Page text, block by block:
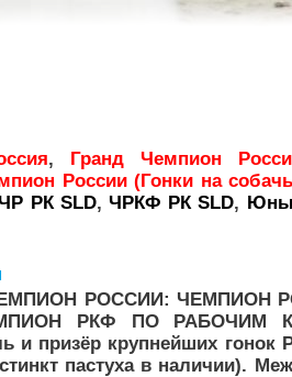
, Гранд Чемпион
России (Гонки на
РК SLD,ЧРКФ РК SLD,
РОССИИ: ЧЕМПИОН
РКФ ПО РАБОЧИМ
и призёр крупнейших гонок
пастуха в наличии).